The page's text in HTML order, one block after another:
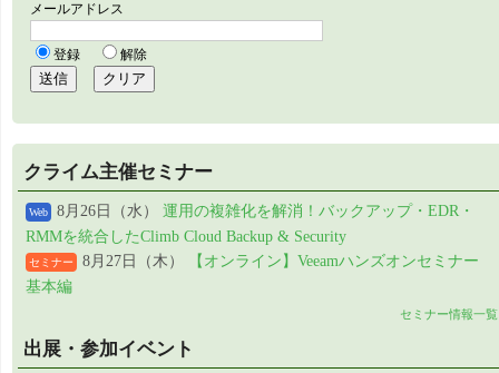
クライム主催セミナー
Web 8月26日（水） 運用の複雑化を解消！バックアップ・EDR・
RMMを統合したClimb Cloud Backup & Security
セミナー 8月27日（木）
【オンライン】Veeamハンズオンセミナー
基本編
セミナー情報一覧
出展・参加イベント